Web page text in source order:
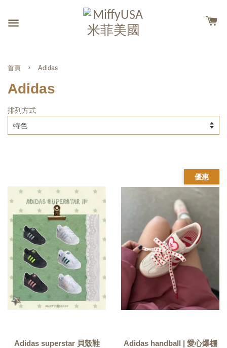
首頁 › Adidas
Adidas
排列方式
Adidas superstar 貝殼鞋
優惠
Adidas handball | 愛心爆棚